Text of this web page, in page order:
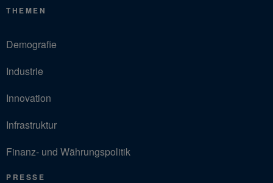
THEMEN
Demografie
Industrie
Innovation
Infrastruktur
Finanz- und Währungspolitik
PRESSE